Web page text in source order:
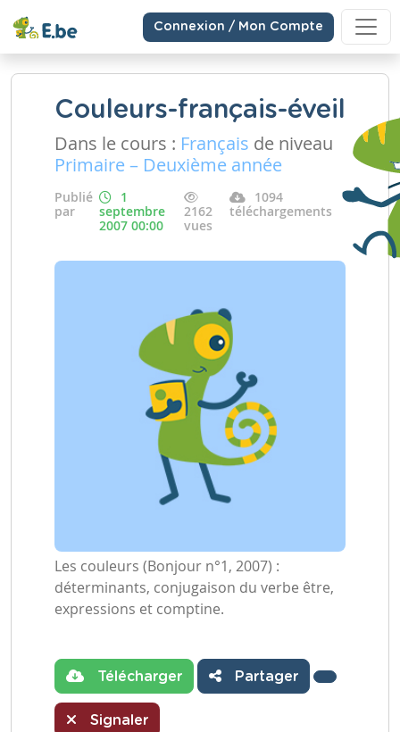
Connexion / Mon Compte
Couleurs-français-éveil
Dans le cours : Français de niveau
Primaire – Deuxième année
Publié
par
1
septembre
2007 00:00
2162
vues
1094
téléchargements
Les couleurs (Bonjour n°1, 2007) :
déterminants, conjugaison du verbe être,
expressions et comptine.
Télécharger Partager
Signaler